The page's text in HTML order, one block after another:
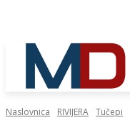
Naslovnica RIVIJERA Tučepi